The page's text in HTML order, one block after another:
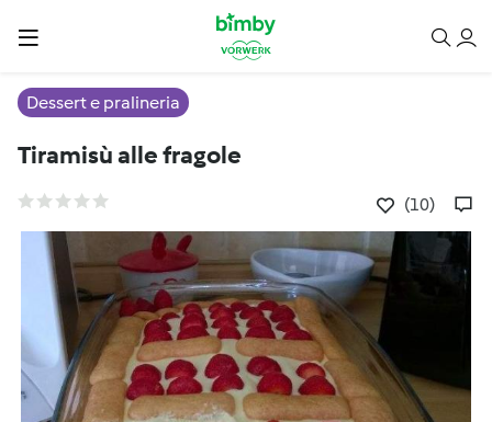
Dessert e pralineria
Tiramisù alle fragole
(10)